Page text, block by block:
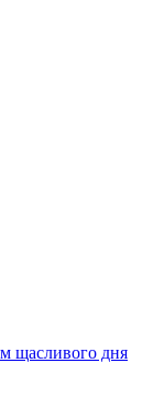
щасливого дня